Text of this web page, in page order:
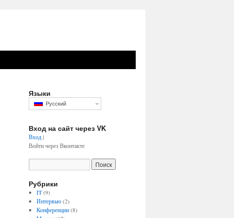
Языки
Русский
Вход на сайт через VK
Вход|
Войти через Вконтакте
Рубрики
IT(9)
Интервью(2)
Конференции(8)